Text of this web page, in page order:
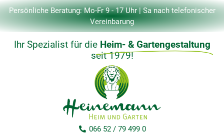
Zum
springen
Persönliche Beratung: Mo-Fr 9 - 17 Uhr | Sa nach telefonischer
Vereinbarung
Ihr Spezialist für die Heim- & Gartengestaltung
seit 1979!
066 52 / 79 499 0